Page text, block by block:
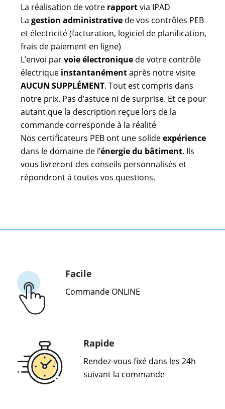
La réalisation de votre rapportvia IPAD
La gestion administrativede vos contrôles PEB
et électricité (facturation, logiciel de planification,
frais de paiement en ligne)
L’envoi parvoie électroniquede votre contrôle
électrique instantanémentaprès notre visite
AUCUN SUPPLÉMENT. Tout est compris dans
notre prix. Pas d’astuce ni de surprise. Et ce pour
autant que la description reçue lors de la
commande corresponde à la réalité
Nos certificateurs PEB ont une solideexpérience
dans le domaine de l’énergie du bâtiment. Ils
vous livreront des conseils personnalisés et
répondront à toutes vos questions.
Facile
Commande ONLINE
Rapide
Rendez-vous fixé dans les 24h
suivant la commande